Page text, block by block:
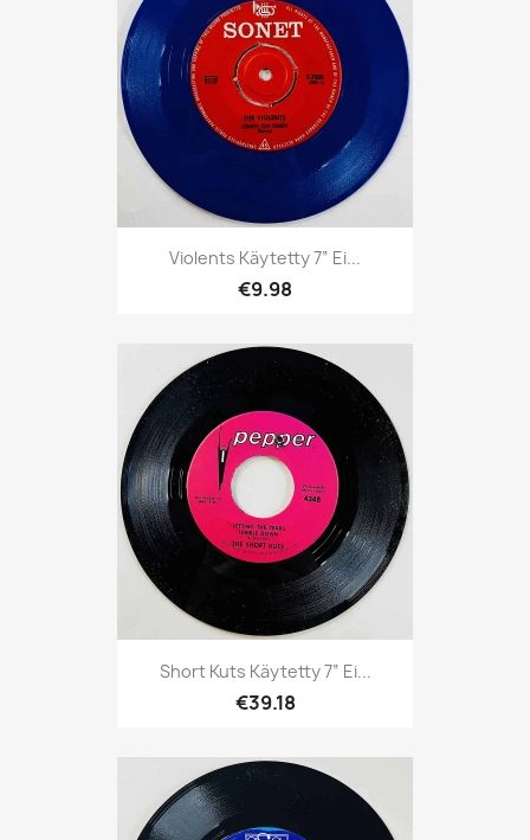
Violents Käytetty 7” Ei...
€9.98
Short Kuts Käytetty 7” Ei...
€39.18